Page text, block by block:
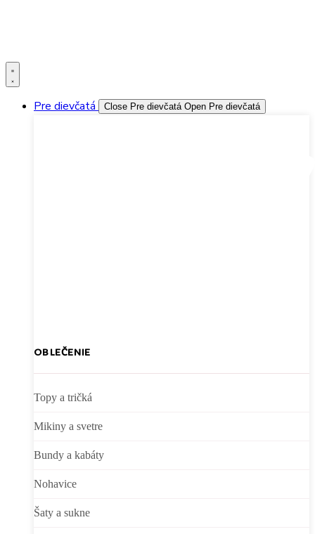
Pre dievčatá Close Pre dievčatá Open Pre dievčatá
OBLEČENIE
Topy a tričká
Mikiny a svetre
Bundy a kabáty
Nohavice
Šaty a sukne